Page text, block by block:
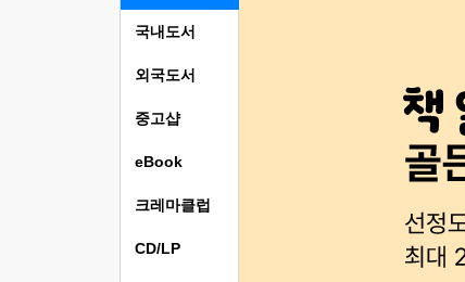
국내도서
외국도서
중고샵
eBook
크레마클럽
CD/LP